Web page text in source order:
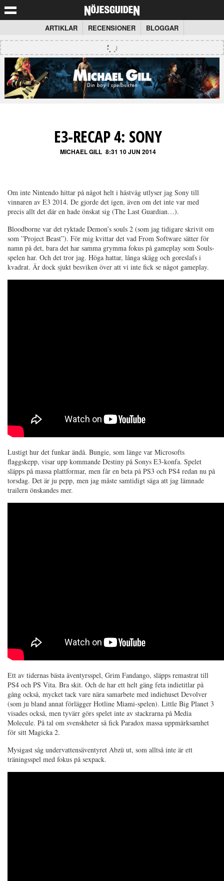
ARTIKLAR RECENSIONER BLOGGAR
E3-RECAP 4: SONY
MICHAEL GILL 8:31 10 JUN 2014
Om inte Nintendo hittar på något helt i hästväg utlyser jag Sony till
vinnaren av E3 2014. De gjorde det igen, även om det inte var med
precis allt det där en hade önskat sig (The Last Guardian…).
Bloodborne var det ryktade Demon’s souls 2 (som jag tidigare skrivit om
som ”Project Beast”). För mig kvittar det vad From Software sätter för
namn på det, bara det har samma grymma fokus på gameplay som Souls-
spelen har. Och det tror jag. Höga hattar, långa skägg och goreslafs i
kvadrat. Är dock sjukt besviken över att vi inte fick se något gameplay.
Lustigt hur det funkar ändå. Bungie, som länge var Microsofts
flaggskepp, visar upp kommande Destiny på Sonys E3-konfa. Spelet
släpps på massa plattformar, men får en beta på PS3 och PS4 redan nu på
torsdag. Det är ju pepp, men jag måste samtidigt säga att jag lämnade
trailern önskandes mer.
Ett av tidernas bästa äventyrsspel, Grim Fandango, släpps remastrat till
PS4 och PS Vita. Bra skit. Och de har ett helt gäng feta indietitlar på
gång också, mycket tack vare nära samarbete med indiehuset Devolver
(som ju bland annat förlägger Hotline Miami-spelen). Little Big Planet 3
visades också, men tyvärr görs spelet inte av stackrarna på Media
Molecule. På tal om svenskheter så fick Paradox massa uppmärksamhet
för sitt Magicka 2.
Mysigast såg undervattensäventyret Abzü ut, som alltså inte är ett
träningsspel med fokus på sexpack.